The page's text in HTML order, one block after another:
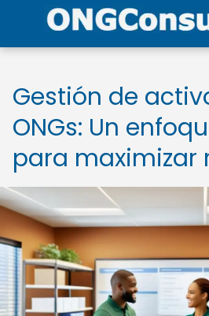
Gestión de
ONGs: Un
para maximizar